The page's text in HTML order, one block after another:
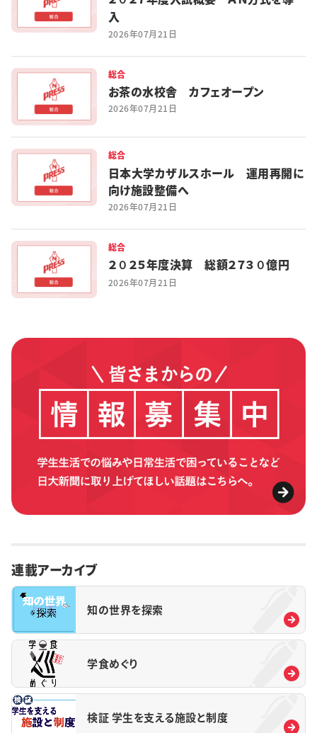
入
2026年07月21日
総合
お茶の水校舎 カフェオープン
2026年07月21日
総合
日本大学カザルスホール 運用再開に
向け施設整備へ
2026年07月21日
総合
２０２５年度決算 総額２７３０億円
2026年07月21日
連載アーカイブ
知の世界を探索
学食めぐり
検証 学生を支える施設と制度